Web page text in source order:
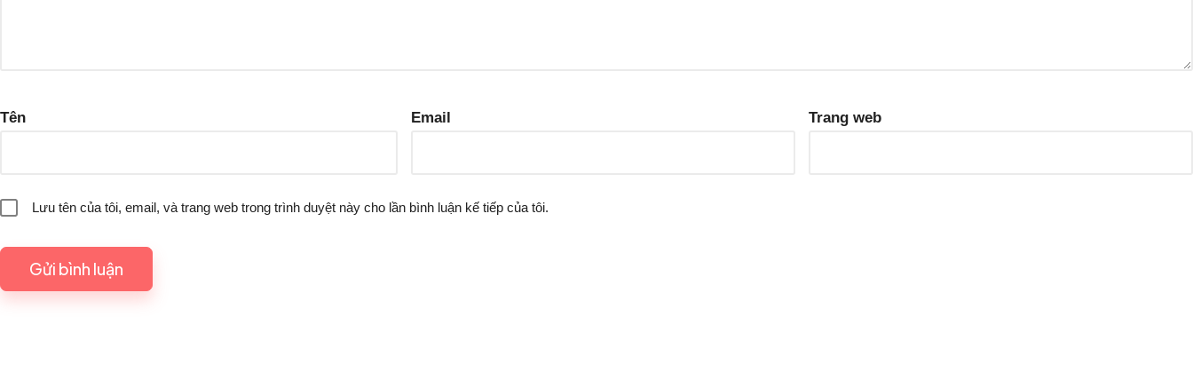
Tên Email Trang web
Lưu tên của tôi, email, và trang web trong trình duyệt này cho lần bình luận kế tiếp của tôi.